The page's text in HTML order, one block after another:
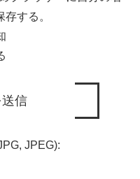
する。
JPEG):